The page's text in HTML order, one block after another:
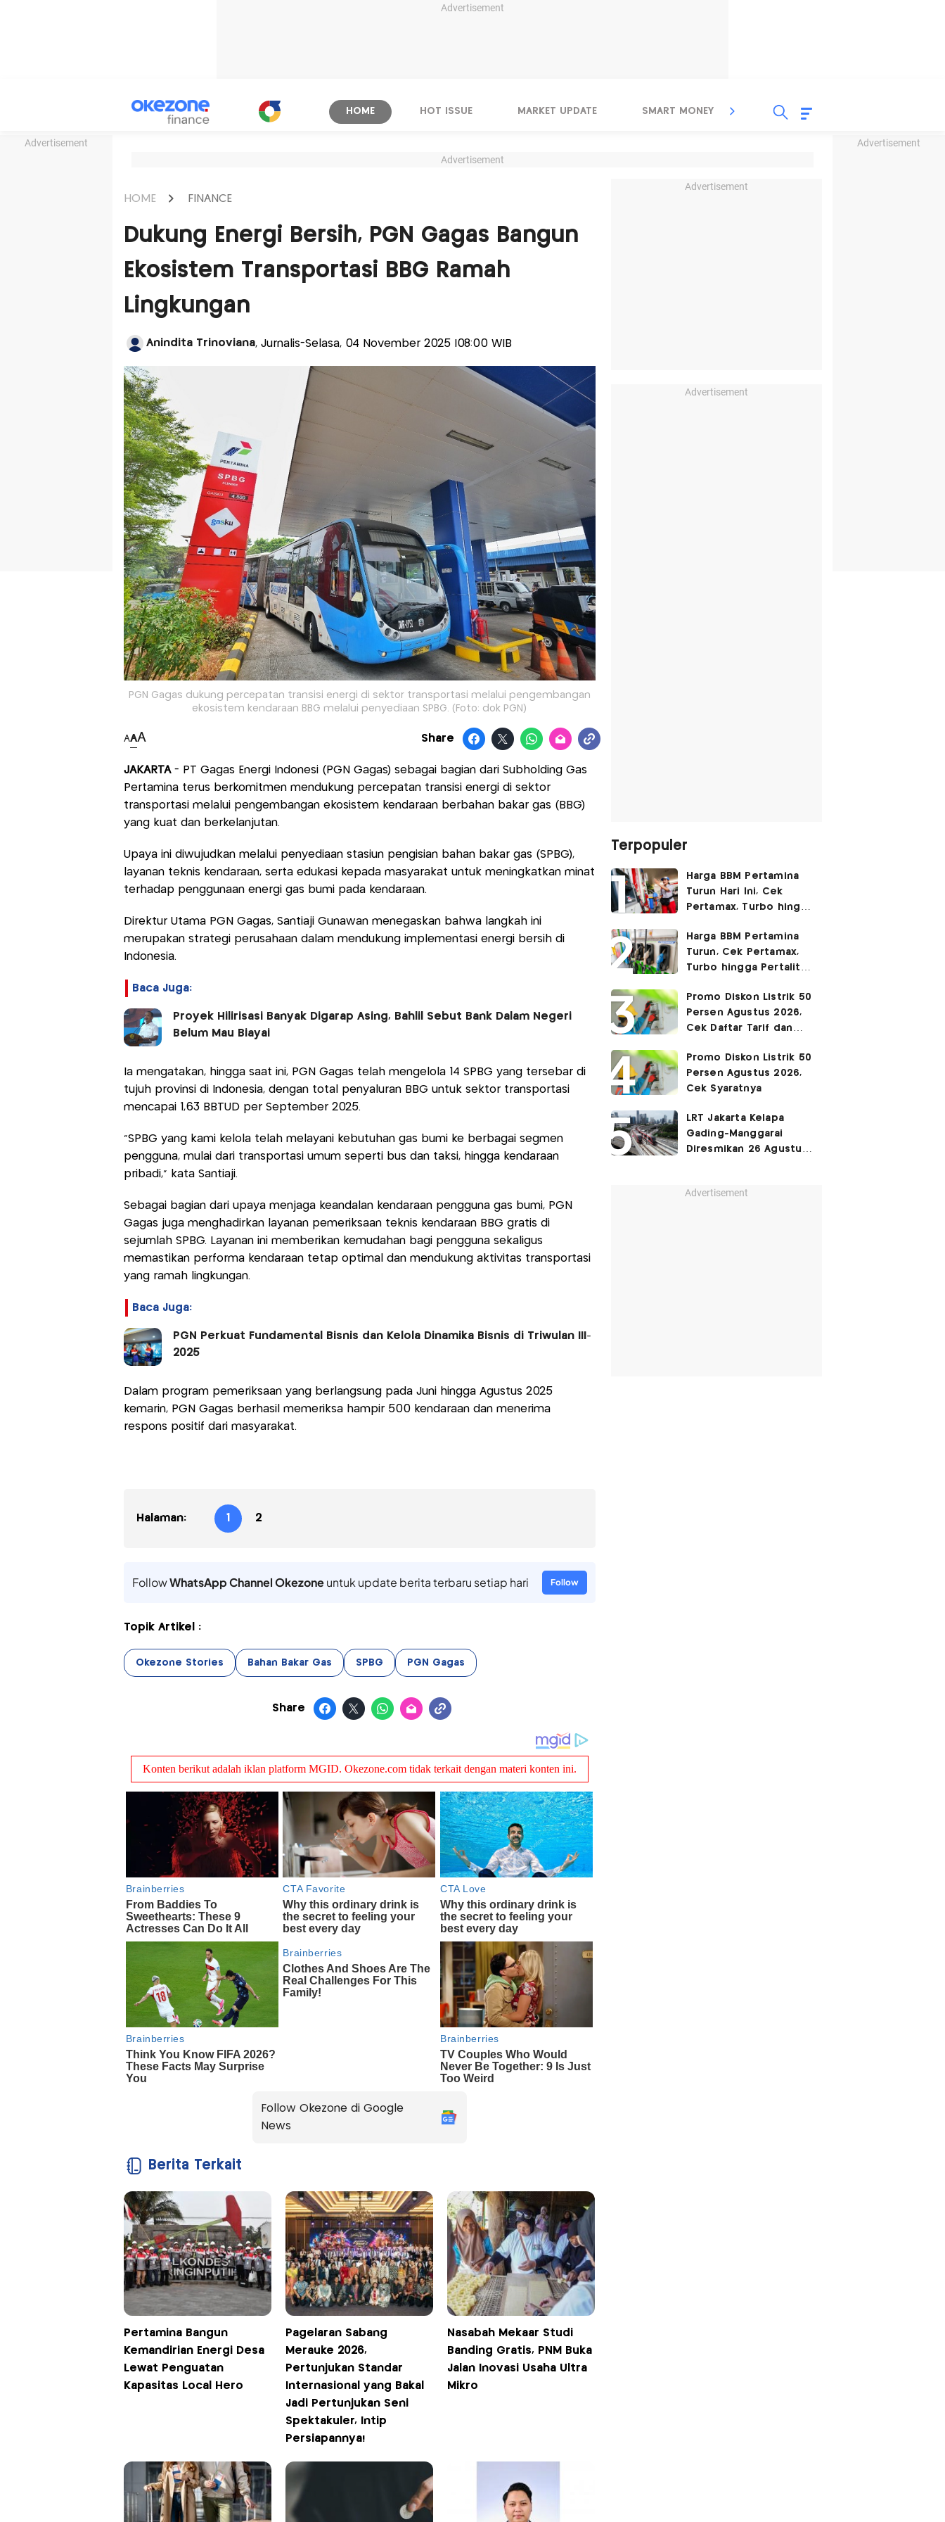
Advertisement
Advertisement Advertisement
HOME HOT ISSUE MARKET UPDATE SMART MONEY INSPIRASI BISNIS
Advertisement
HOME FINANCE
Dukung Energi Bersih, PGN Gagas Bangun
Ekosistem Transportasi BBG Ramah
Lingkungan
Anindita Trinoviana, Jurnalis-Selasa, 04 November 2025 |08:00 WIB
PGN Gagas dukung percepatan transisi energi di sektor transportasi melalui pengembangan
ekosistem kendaraan BBG melalui penyediaan SPBG. (Foto: dok PGN)
AAA Share
JAKARTA- PT Gagas Energi Indonesi (PGN Gagas) sebagai bagian dari Subholding Gas
Pertamina terus berkomitmen mendukung percepatan transisi energi di sektor
transportasi melalui pengembangan ekosistem kendaraan berbahan bakar gas (BBG)
yang kuat dan berkelanjutan.
Upaya ini diwujudkan melalui penyediaan stasiun pengisian bahan bakar gas (SPBG),
layanan teknis kendaraan, serta edukasi kepada masyarakat untuk meningkatkan minat
terhadap penggunaan energi gas bumi pada kendaraan.
Direktur Utama PGN Gagas, Santiaji Gunawan menegaskan bahwa langkah ini
merupakan strategi perusahaan dalam mendukung implementasi energi bersih di
Indonesia.
Baca Juga:
Proyek Hilirisasi Banyak Digarap Asing, Bahlil Sebut Bank Dalam Negeri
Belum Mau Biayai
Ia mengatakan, hingga saat ini, PGN Gagas telah mengelola 14 SPBG yang tersebar di
tujuh provinsi di Indonesia, dengan total penyaluran BBG untuk sektor transportasi
mencapai 1,63 BBTUD per September 2025.
“SPBG yang kami kelola telah melayani kebutuhan gas bumi ke berbagai segmen
pengguna, mulai dari transportasi umum seperti bus dan taksi, hingga kendaraan
pribadi,” kata Santiaji.
Sebagai bagian dari upaya menjaga keandalan kendaraan pengguna gas bumi, PGN
Gagas juga menghadirkan layanan pemeriksaan teknis kendaraan BBG gratis di
sejumlah SPBG. Layanan ini memberikan kemudahan bagi pengguna sekaligus
memastikan performa kendaraan tetap optimal dan mendukung aktivitas transportasi
yang ramah lingkungan.
Baca Juga:
PGN Perkuat Fundamental Bisnis dan Kelola Dinamika Bisnis di Triwulan III-
2025
Dalam program pemeriksaan yang berlangsung pada Juni hingga Agustus 2025
kemarin, PGN Gagas berhasil memeriksa hampir 500 kendaraan dan menerima
respons positif dari masyarakat.
Halaman: 1 2
FollowWhatsApp Channel Okezoneuntuk update berita terbaru setiap hari Follow
Topik Artikel :
Okezone Stories Bahan Bakar Gas SPBG PGN Gagas
Share
Follow Okezone di Google
News
Berita Terkait
Pertamina Bangun
Kemandirian Energi Desa
Lewat Penguatan
Kapasitas Local Hero
Pagelaran Sabang
Merauke 2026,
Pertunjukan Standar
Internasional yang Bakal
Jadi Pertunjukan Seni
Spektakuler, Intip
Persiapannya!
Nasabah Mekaar Studi
Banding Gratis, PNM Buka
Jalan Inovasi Usaha Ultra
Mikro
Advertisement
Advertisement
Terpopuler
Harga BBM Pertamina
Turun Hari Ini, Cek
Pertamax, Turbo hingga
2026
Harga BBM Pertamina
Turun, Cek Pertamax,
Turbo hingga Pertalite
Promo Diskon Listrik 50
Persen Agustus 2026,
Cek Daftar Tarif dan
Promo Diskon Listrik 50
Persen Agustus 2026,
Cek Syaratnya
LRT Jakarta Kelapa
Gading-Manggarai
Diresmikan 26 Agustus
Advertisement